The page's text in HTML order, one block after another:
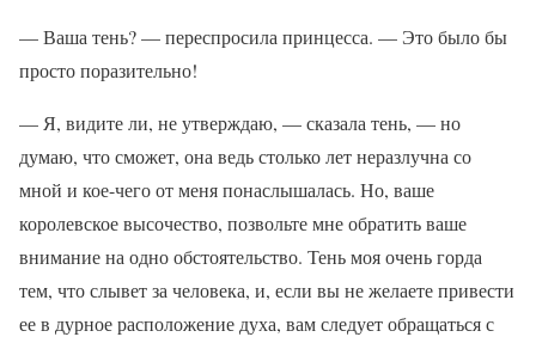
— Ваша тень? — переспросила принцесса. — Это было бы
просто поразительно!
— Я, видите ли, не утверждаю, — сказала тень, — но
думаю, что сможет, она ведь столько лет неразлучна со
мной и кое-чего от меня понаслышалась. Но, ваше
королевское высочество, позвольте мне обратить ваше
внимание на одно обстоятельство. Тень моя очень горда
тем, что слывет за человека, и, если вы не желаете привести
ее в дурное расположение духа, вам следует обращаться с